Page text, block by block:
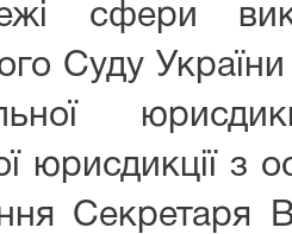
сфери
Суду
юрисдикції з
Секретаря